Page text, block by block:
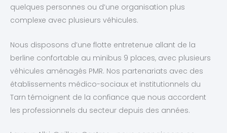
quelques personnes ou d’une organisation plus
complexe avec plusieurs véhicules.
Nous disposons d’une flotte entretenue allant de la
berline confortable au minibus 9 places, avec plusieurs
véhicules aménagés PMR. Nos partenariats avec des
établissements médico-sociaux et institutionnels du
Tarn témoignent de la confiance que nous accordent
les professionnels du secteur depuis des années.